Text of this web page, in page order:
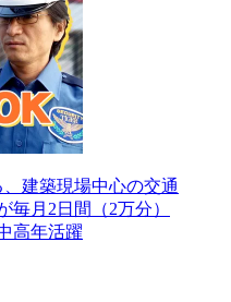
建築現場中心の交通
毎月2日間（2万分）
高年活躍